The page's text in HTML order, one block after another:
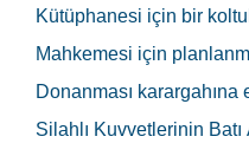
Kütüphanesi için bir
Mahkemesi için
Donanması
Silahlı Kuvvetlerinin